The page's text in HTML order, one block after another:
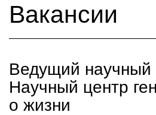
Вакансии
Ведущий научный
Научный центр
о жизни